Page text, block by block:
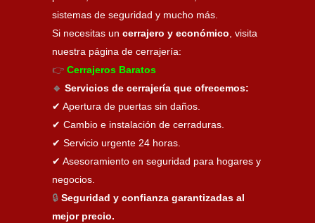
sistemas de seguridad y mucho más.
Si necesitas un cerrajero y económico, visita
nuestra página de cerrajería:
👉 Cerrajeros Baratos
🔹 Servicios de cerrajería que ofrecemos:
✔ Apertura de puertas sin daños.
✔ Cambio e instalación de cerraduras.
✔ Servicio urgente 24 horas.
✔ Asesoramiento en seguridad para hogares y
negocios.
🔒 Seguridad y confianza garantizadas al
mejor precio.